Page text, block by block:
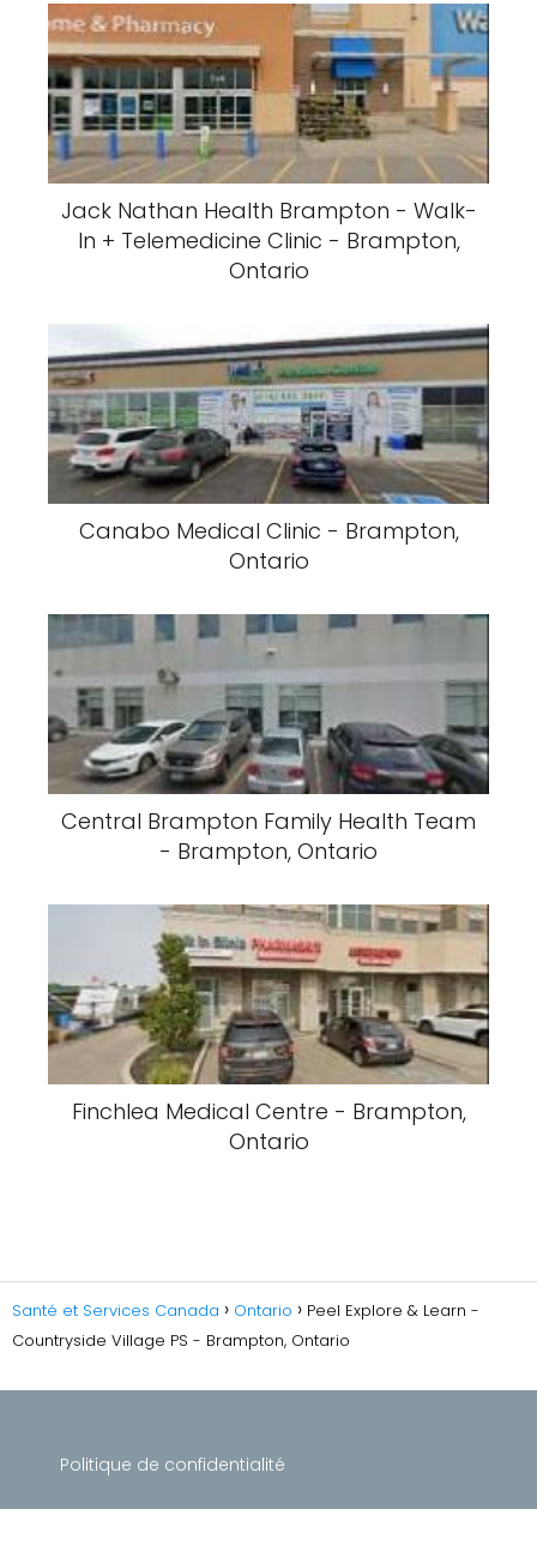
Jack Nathan Health Brampton - Walk-
In + Telemedicine Clinic - Brampton,
Ontario
Canabo Medical Clinic - Brampton,
Ontario
Central Brampton Family Health Team
- Brampton, Ontario
Finchlea Medical Centre - Brampton,
Ontario
Santé et Services Canada Ontario
Peel Explore & Learn -
Countryside Village PS - Brampton, Ontario
Politique de confidentialité